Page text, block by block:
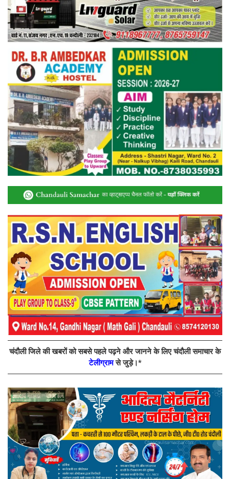
चंदौली जिले की खबरों को सबसे पहले पढ़ने और जानने के लिए चंदौली समाचार के
टेलीग्रामसे जुड़े।*